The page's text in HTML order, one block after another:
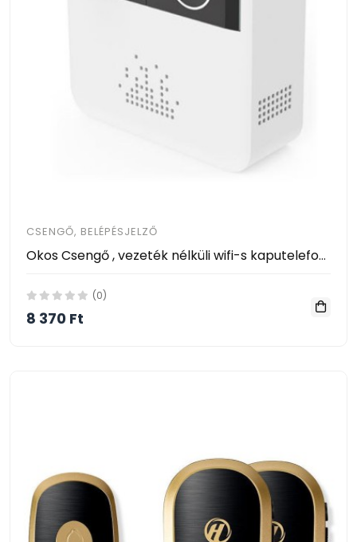
CSENGŐ, BELÉPÉSJELZŐ
Okos Csengő , vezeték nélküli wifi-s kaputelefon INGYEN SZÁLLÍTÁS - Az ablakon nézegetés már a múltté,lásd telefonod ki csenget!
(0)
8 370 Ft